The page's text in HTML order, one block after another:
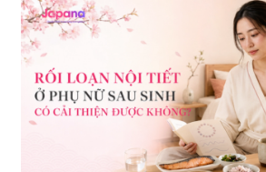
Viên uống bổ não Ribeto Shoji
Ichoha Ekisu Plus - 90 viên
57.920
1.450.000 đ
Viên
trí nhớ
Oil 30
225.000 đ